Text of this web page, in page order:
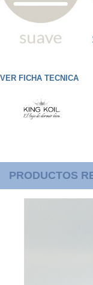
VER FICHA TECNICA
PRODUCTOS